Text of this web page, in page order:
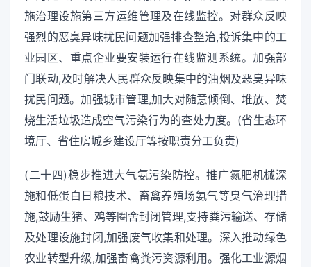
施治理设施第三方运维管理及在线监控。对群众反映
强烈的恶臭异味扰民问题加强排查整治,投诉集中的工
业园区、重点企业要安装运行在线监测系统。加强部
门联动,及时解决人民群众反映集中的油烟及恶臭异味
扰民问题。加强城市管理,加大对随意倾倒、堆放、焚
烧生活垃圾造成空气污染行为的查处力度。(省生态环
境厅、省住房城乡建设厅等按职责分工负责)
(二十四)稳步推进大气氨污染防控。推广氮肥机械深
施和低蛋白日粮技术、畜禽养殖场氨气等臭气治理措
施,鼓励生猪、鸡等圈舍封闭管理,支持粪污输送、存储
及处理设施封闭,加强废气收集和处理。深入推动绿色
农业转型升级,加强畜禽粪污资源利用。强化工业源烟